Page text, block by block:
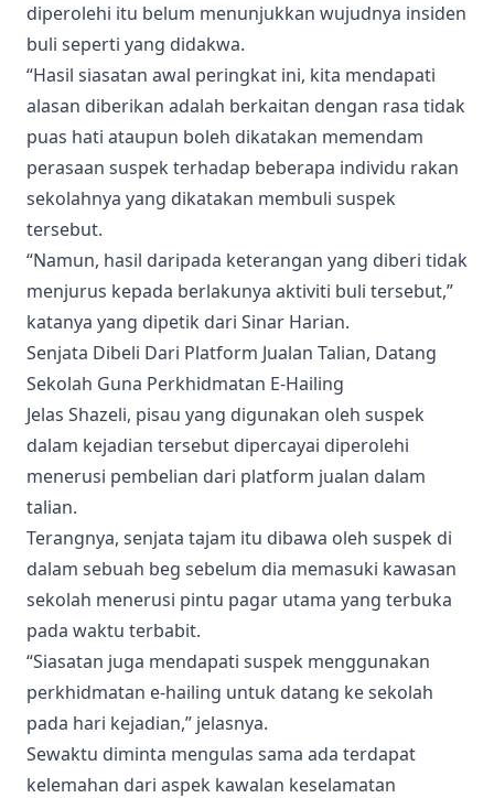
diperolehi itu belum menunjukkan wujudnya insiden
buli seperti yang didakwa.
“Hasil siasatan awal peringkat ini, kita mendapati
alasan diberikan adalah berkaitan dengan rasa tidak
puas hati ataupun boleh dikatakan memendam
perasaan suspek terhadap beberapa individu rakan
sekolahnya yang dikatakan membuli suspek
tersebut.
“Namun, hasil daripada keterangan yang diberi tidak
menjurus kepada berlakunya aktiviti buli tersebut,”
katanya yang dipetik dari Sinar Harian.
Senjata Dibeli Dari Platform Jualan Talian, Datang
Sekolah Guna Perkhidmatan E-Hailing
Jelas Shazeli, pisau yang digunakan oleh suspek
dalam kejadian tersebut dipercayai diperolehi
menerusi pembelian dari platform jualan dalam
talian.
Terangnya, senjata tajam itu dibawa oleh suspek di
dalam sebuah beg sebelum dia memasuki kawasan
sekolah menerusi pintu pagar utama yang terbuka
pada waktu terbabit.
“Siasatan juga mendapati suspek menggunakan
perkhidmatan e-hailing untuk datang ke sekolah
pada hari kejadian,” jelasnya.
Sewaktu diminta mengulas sama ada terdapat
kelemahan dari aspek kawalan keselamatan